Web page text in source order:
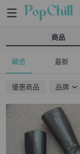
商品
綜合 最新
優惠商品 品牌